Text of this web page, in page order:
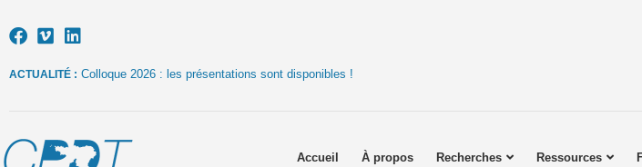
ACTUALITÉ : Colloque 2026 : les présentations sont disponibles !
Accueil À propos Recherches Ressources